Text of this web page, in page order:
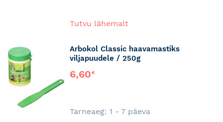
Tutvu lähemalt
Arbokol Classic haavamastiks
viljapuudele / 250g
6,60€
Tarneaeg: 1 - 7 päeva